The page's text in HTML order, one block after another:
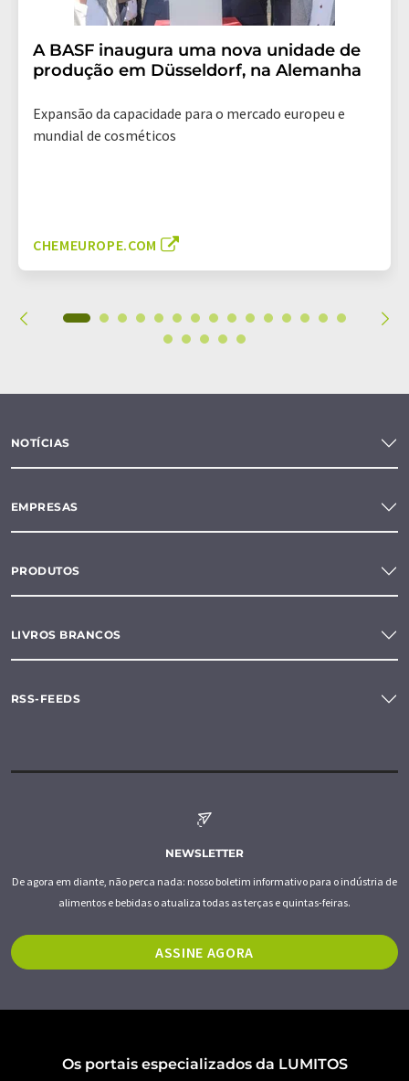
A BASF inaugura uma nova unidade de
produção em Düsseldorf, na Alemanha
Expansão da capacidade para o mercado europeu e
mundial de cosméticos
CHEMEUROPE.COM
NOTÍCIAS
EMPRESAS
PRODUTOS
LIVROS BRANCOS
RSS-FEEDS
NEWSLETTER
De agora em diante, não perca nada: nosso boletim informativo para o indústria de
alimentos e bebidas o atualiza todas as terças e quintas-feiras.
ASSINE AGORA
Os portais especializados da LUMITOS